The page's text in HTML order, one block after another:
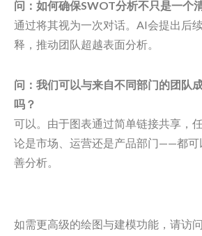
问：如何确保SWOT分析不只是一个
通过将其视为一次对话。AI会提出后
释，推动团队超越表面分析。
问：我们可以与来自不同部门的团队
吗？
可以。由于图表通过简单链接共享，
论是市场、运营还是产品部门——都可
善分析。
如需更高级的绘图与建模功能，请访问